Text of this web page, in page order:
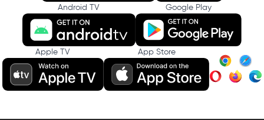
Android TV Google Play
Apple TV App Store